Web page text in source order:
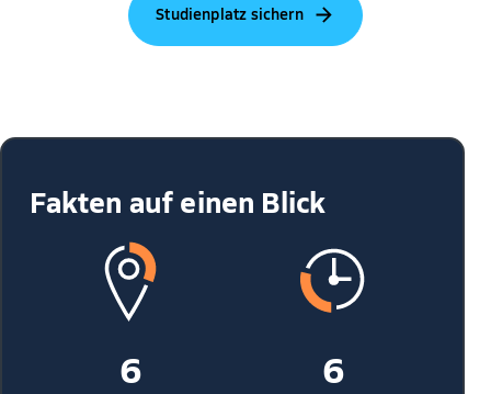
Studienplatz sichern
Fakten auf einen Blick
6 6